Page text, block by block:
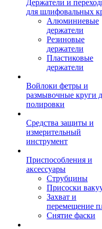
Держатели и
для шлифовальных
Алюминиевые
держатели
Резиновые
держатели
Пластиковые
держатели
Войлоки фетры и
размывочные круги
полировки
Средства защиты и
измерительный
инструмент
Приспособления и
аксессуары
Струбцины
Присоски
Захват и
перемещение
Снятие фаски